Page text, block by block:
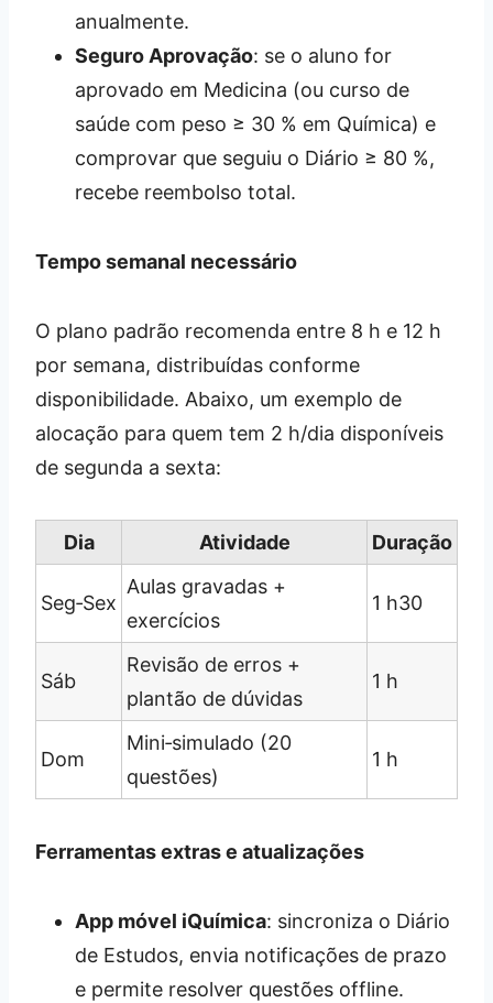
anualmente.
Seguro Aprovação: se o aluno for
aprovado em Medicina (ou curso de
saúde com peso ≥ 30 % em Química) e
comprovar que seguiu o Diário ≥ 80 %,
recebe reembolso total.
Tempo semanal necessário
O plano padrão recomenda entre 8 h e 12 h
por semana, distribuídas conforme
disponibilidade. Abaixo, um exemplo de
alocação para quem tem 2 h/dia disponíveis
de segunda a sexta:
Dia Atividade Duração
Seg‑Sex
Aulas gravadas +
exercícios
1 h30
Sáb
Revisão de erros +
plantão de dúvidas
1 h
Dom
Mini‑simulado (20
questões)
1 h
Ferramentas extras e atualizações
App móvel iQuímica: sincroniza o Diário
de Estudos, envia notificações de prazo
e permite resolver questões offline.